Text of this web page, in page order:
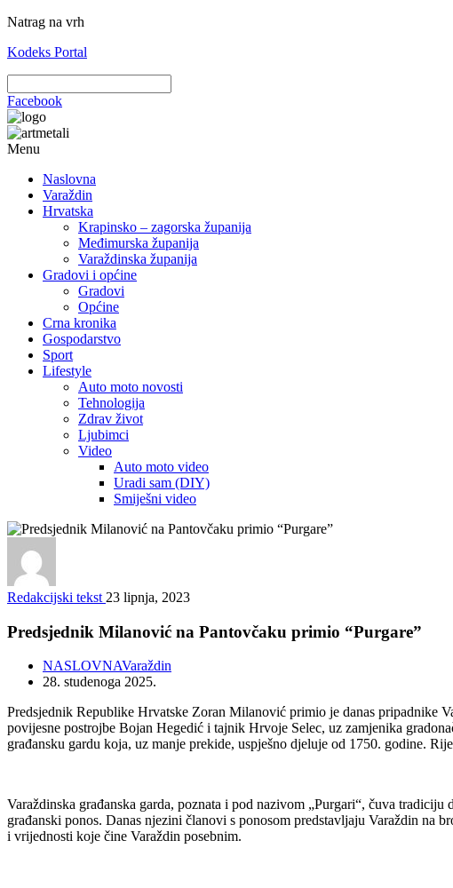
Natrag na vrh
Kodeks Portal
Facebook
Menu
Naslovna
Varaždin
Hrvatska
Krapinsko – zagorska županija
Međimurska županija
Varaždinska županija
Gradovi i općine
Gradovi
Općine
Crna kronika
Gospodarstvo
Sport
Lifestyle
Auto moto novosti
Tehnologija
Zdrav život
Ljubimci
Video
Auto moto video
Uradi sam (DIY)
Smiješni video
Redakcijski tekst 23 lipnja, 2023
Predsjednik Milanović na Pantovčaku primio “Purgare”
NASLOVNAVaraždin
28. studenoga 2025.
Predsjednik Republike Hrvatske Zoran Milanović primio je danas pripadnike
povijesne postrojbe Bojan Hegedić i tajnik Hrvoje Selec, uz zamjenika
građansku gardu koja, uz manje prekide, uspješno djeluje od 1750. godine.
Varaždinska građanska garda, poznata i pod nazivom „Purgari“, čuva
građanski ponos. Danas njezini članovi s ponosom predstavljaju Varaždin na
i vrijednosti koje čine Varaždin posebnim.